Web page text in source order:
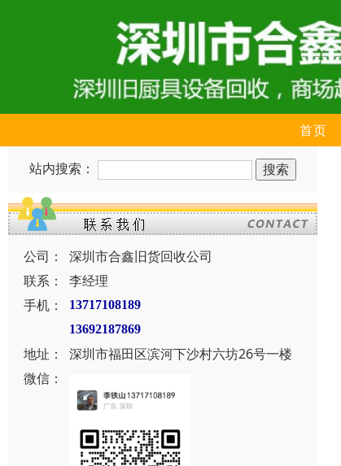
首页
站内搜索：
公司：
深圳市合鑫旧货回收公司
联系：
李经理
手机：
13717108189
13692187869
地址：
深圳市福田区滨河下沙村六坊26号一楼
微信：